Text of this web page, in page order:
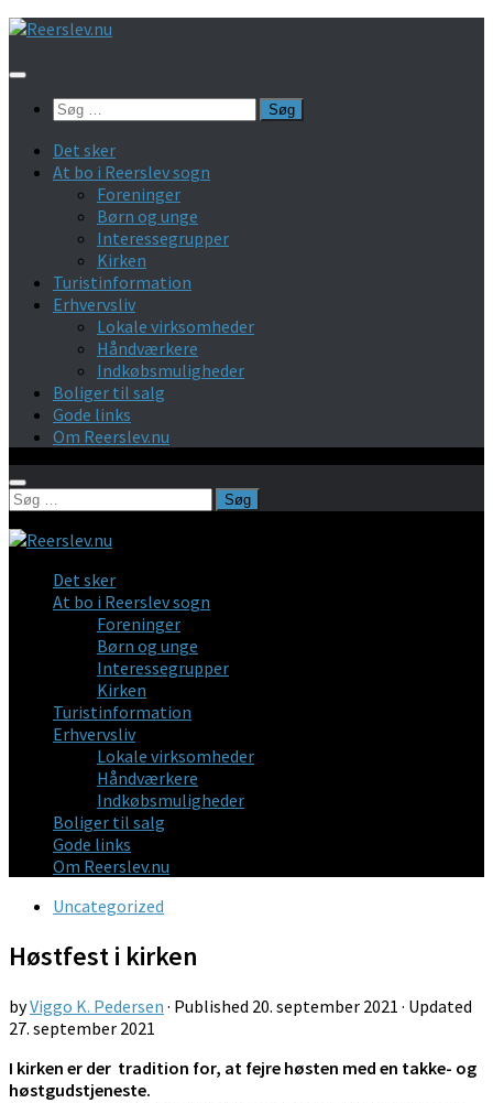
Skip
content
Søg
Det sker
At bo i Reerslev sogn
Foreninger
Børn og unge
Interessegrupper
Kirken
Turistinformation
Erhvervsliv
Lokale virksomheder
Håndværkere
Indkøbsmuligheder
Boliger til salg
Gode links
Om Reerslev.nu
Søg
Det sker
At bo i Reerslev sogn
Foreninger
Børn og unge
Interessegrupper
Kirken
Turistinformation
Erhvervsliv
Lokale virksomheder
Håndværkere
Indkøbsmuligheder
Boliger til salg
Gode links
Om Reerslev.nu
Uncategorized
Høstfest i kirken
byViggo K. Pedersen · Published 20. september 2021 · Updated
27. september 2021
I kirken er der tradition for, at fejre høsten med en takke- og
høstgudstjeneste.